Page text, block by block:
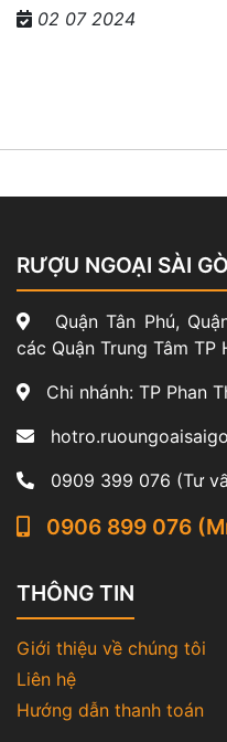
02 07 2024
RƯỢU NGOẠI SÀI
Quận Tân Phú,
các Quận Trung Tâm TP
Chi nhánh: TP Phan
0909 399 076 (Tư
0906 899 076
THÔNG TIN
Giới thiệu về chúng tôi
Liên hệ
Hướng dẫn thanh toán